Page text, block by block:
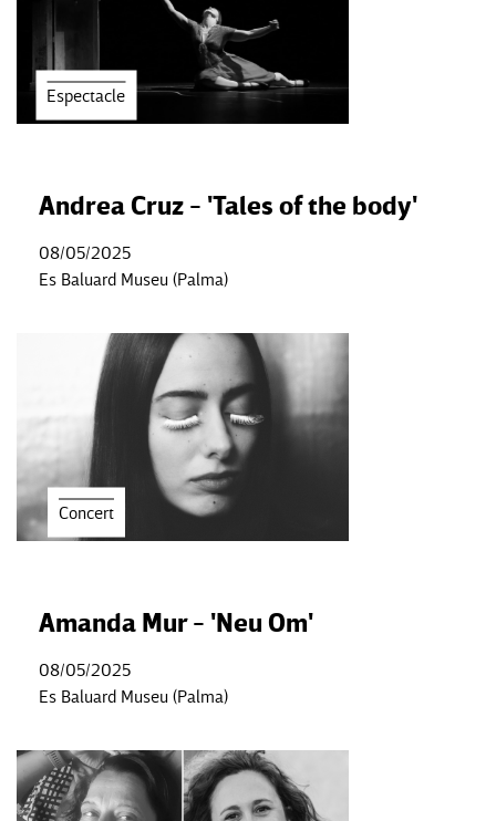
Espectacle
Andrea Cruz - 'Tales of the body'
08/05/2025
Es Baluard Museu (Palma)
Concert
Amanda Mur - 'Neu Om'
08/05/2025
Es Baluard Museu (Palma)